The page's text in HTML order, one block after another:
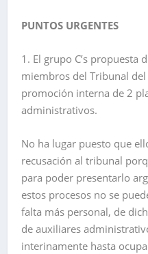
PUNTOS URGENTES
1. El grupo C’s propuesta
miembros del Tribunal
promoción interna de 2
administrativos.
No ha lugar puesto que
recusación al tribunal
para poder presentarlo
estos procesos no se
falta más personal, de
de auxiliares
interinamente hasta